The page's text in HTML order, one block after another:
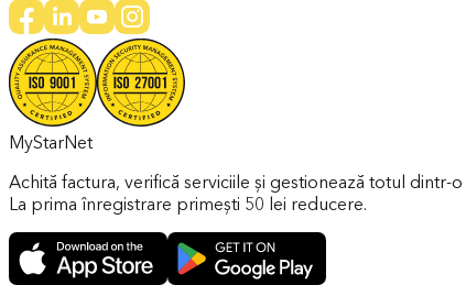
MyStarNet
Achită factura, verifică serviciile și gestionează totul dintr-
La prima înregistrare primești 50 lei reducere.